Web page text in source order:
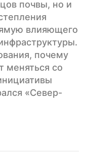
почвы, но и
влияющего
почему
меняться со
«Север-